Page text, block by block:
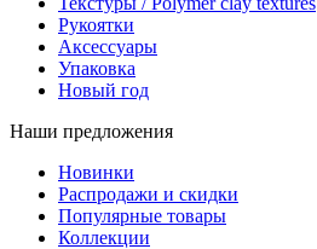
Рукоятки
Аксессуары
Упаковка
Новый год
Наши предложения
Новинки
Распродажи и скидки
Популярные товары
Коллекции